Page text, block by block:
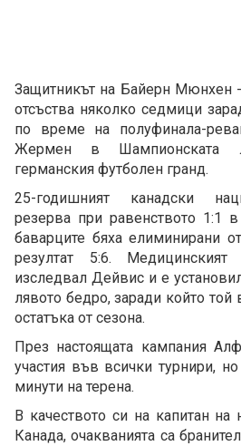
Защитникът на Байерн Мюнхен
отсъства няколко седмици
по време на полуфинала-
Жермен в Шампионската
германския футболен гранд.
25-годишният канадски
резерва при равенството 1:1
баварците бяха елиминирани
резултат 5:6.
изследвал Дейвис и е
лявото бедро, заради който той
остатъка от сезона.
През настоящата кампания
участия във всички турнири,
минути на терена.
В качеството си на капитан на
Канада, очакванията са